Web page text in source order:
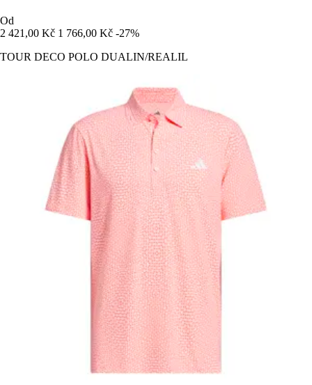
Od
2 421,00 Kč 1 766,00 Kč -27%
TOUR DECO POLO DUALIN/REALIL